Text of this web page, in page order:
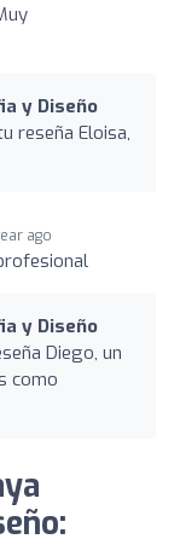
y Diseño
reseña Eloisa,
ago
y Diseño
Diego, un
como